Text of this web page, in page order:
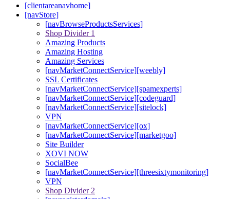
[clientareanavhome]
[navStore]
[navBrowseProductsServices]
Shop Divider 1
Amazing Products
Amazing Hosting
Amazing Services
[navMarketConnectService][weebly]
SSL Certificates
[navMarketConnectService][spamexperts]
[navMarketConnectService][codeguard]
[navMarketConnectService][sitelock]
VPN
[navMarketConnectService][ox]
[navMarketConnectService][marketgoo]
Site Builder
XOVI NOW
SocialBee
[navMarketConnectService][threesixtymonitoring]
VPN
Shop Divider 2